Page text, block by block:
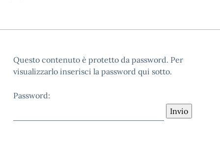
Questo contenuto è protetto da password. Per
visualizzarlo inserisci la password qui sotto.
Password: